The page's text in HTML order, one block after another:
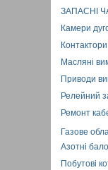
ЗАПАСНІ
Камери
Масляні
Приводи
Релейний
Ремонт
Газове
Азотні
Побутові